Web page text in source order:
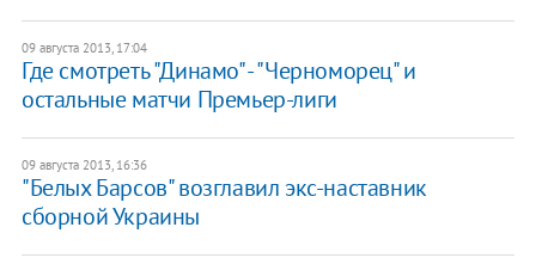
09 августа 2013, 17:04
Где смотреть "Динамо" - "Черноморец" и
остальные матчи Премьер-лиги
09 августа 2013, 16:36
"Белых Барсов" возглавил экс-наставник
сборной Украины